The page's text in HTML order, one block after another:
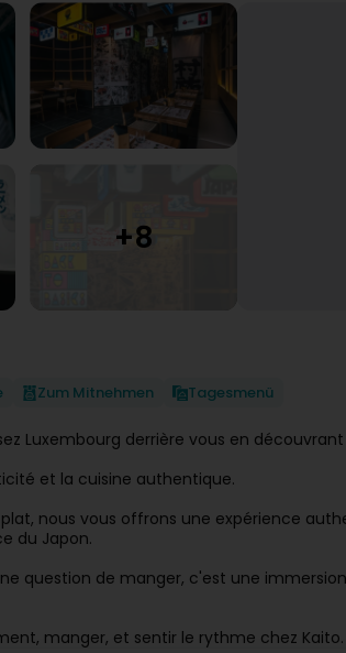
Zum Mitnehmen Tagesmenü
Luxembourg derrière vous en
et la cuisine authentique.
nous vous offrons une expérience
du Japon.
question de manger, c'est une
manger, et sentir le rythme chez Kaito.